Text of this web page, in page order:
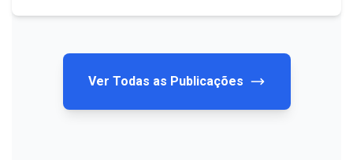
Ver Todas as Publicações